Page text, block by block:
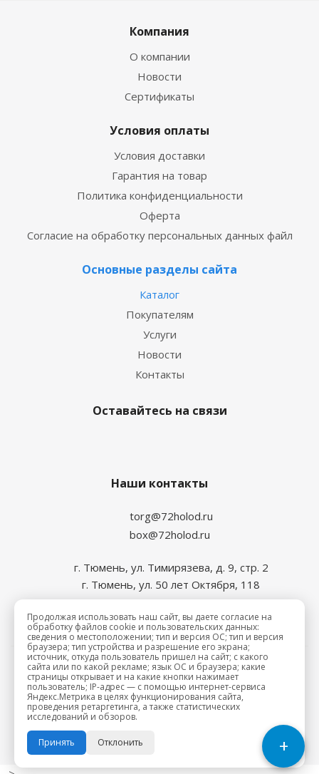
Компания
О компании
Новости
Сертификаты
Условия оплаты
Условия доставки
Гарантия на товар
Политика конфиденциальности
Оферта
Согласие на обработку персональных данных файл
Основные разделы сайта
Каталог
Покупателям
Услуги
Новости
Контакты
Оставайтесь на связи
Наши контакты
torg@72holod.ru
box@72holod.ru
г. Тюмень, ул. Тимирязева, д. 9, стр. 2
г. Тюмень, ул. 50 лет Октября, 118
2026 © Промхолод-торг
+
Продолжая использовать наш сайт, вы даете согласие на
обработку файлов cookie и пользовательских данных:
сведения о местоположении; тип и версия ОС; тип и версия
браузера; тип устройства и разрешение его экрана;
источник, откуда пользователь пришел на сайт; с какого
сайта или по какой рекламе; язык ОС и браузера; какие
страницы открывает и на какие кнопки нажимает
пользователь; IP-адрес — с помощью интернет-сервиса
Яндекс.Метрика в целях функционирования сайта,
проведения ретаргетинга, а также статистических
исследований и обзоров.
Принять Отклонить